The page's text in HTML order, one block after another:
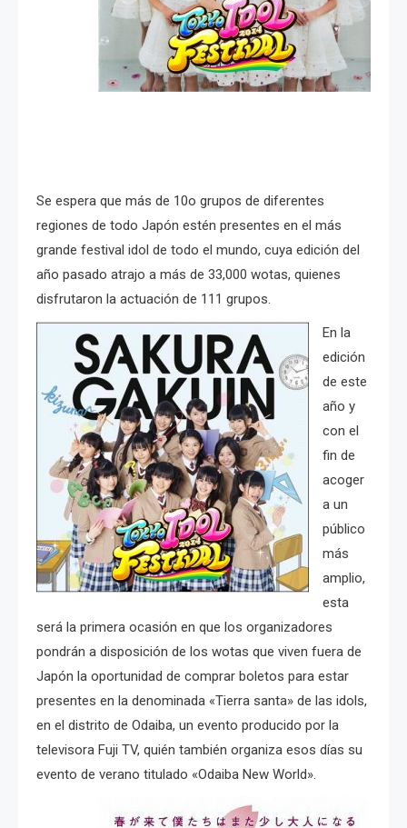
Se espera que más de 10o grupos de diferentes
regiones de todo Japón estén presentes en el más
grande festival idol de todo el mundo, cuya edición del
año pasado atrajo a más de 33,000 wotas, quienes
disfrutaron la actuación de 111 grupos.
En la
edición
de este
año y
con el
fin de
acoger
a un
público
más
amplio,
esta
será la primera ocasión en que los organizadores
pondrán a disposición de los wotas que viven fuera de
Japón la oportunidad de comprar boletos para estar
presentes en la denominada «Tierra santa» de las idols,
en el distrito de Odaiba, un evento producido por la
televisora Fuji TV, quién también organiza esos días su
evento de verano titulado «Odaiba New World».